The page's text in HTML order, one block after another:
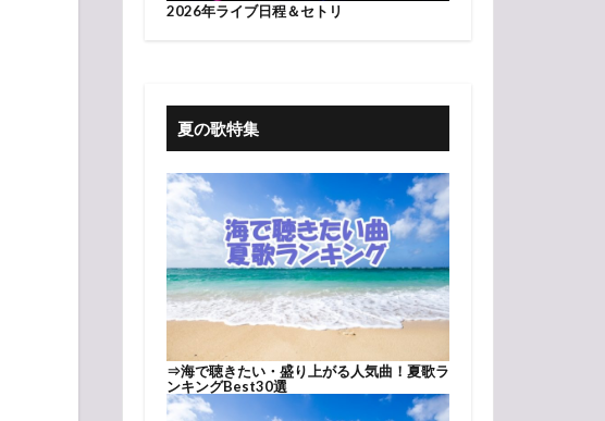
2026年ライブ日程＆セトリ
夏の歌特集
⇒海で聴きたい・盛り上がる人気曲！夏歌ラ
ンキングBest30選